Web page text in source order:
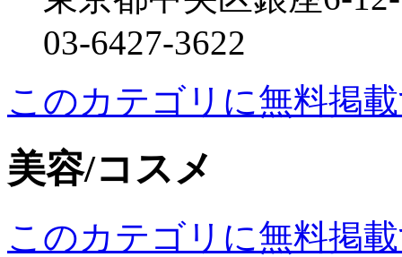
03-6427-3622
このカテゴリに無料掲
美容/コスメ
このカテゴリに無料掲